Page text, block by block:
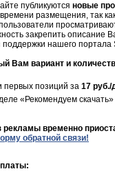
публикуются новые
размещения, так
закрепить описание
нашего портала
Вам вариант и
позиций за 17 руб./
«Рекомендуем скачать»
рекламы временно
обратной связи!